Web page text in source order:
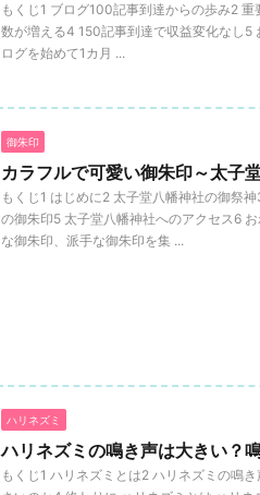
もくじ1 ブログ100記事到達からの歩み2
数が増える4 150記事到達で収益変化なし
ログを始めて1カ月 ...
御朱印
カラフルで可愛い御朱印～太子
もくじ1 はじめに2 太子堂八幡神社の御祭
の御朱印5 太子堂八幡神社へのアクセス6
な御朱印、派手な御朱印を集 ...
ハリネズミ
ハリネズミの鳴き声は大きい？
もくじ1 ハリネズミとは2 ハリネズミの鳴